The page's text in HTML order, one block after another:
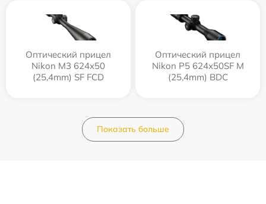
Оптический прицел
Nikon M3 624x50
(25,4mm) SF FCD
Оптический прицел
Nikon P5 624x50SF M
(25,4mm) BDC
Показать больше